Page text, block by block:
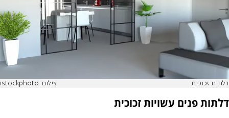
דלתות זכוכית צילום: istockphoto
דלתות פנים עשויות זכוכית